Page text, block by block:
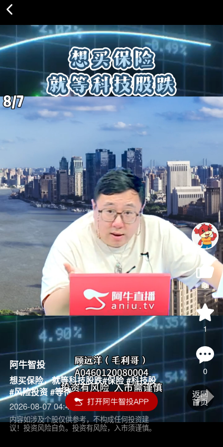
9
1
0
阿牛智投
想买保险，就等科技股跌#保险 #科技股
#风险投资 #等待
2026-08-07 04:45
内容如涉及个股仅供参考，不构成任何投资建
议！投资风险自负。投资有风险，入市须谨慎。